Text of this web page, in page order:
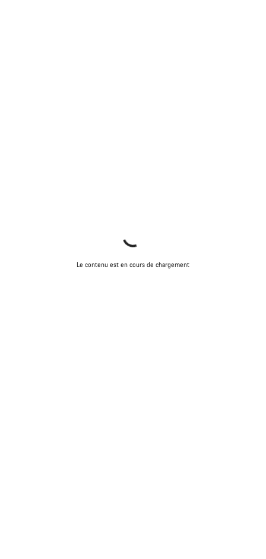
Le contenu est en cours de chargement